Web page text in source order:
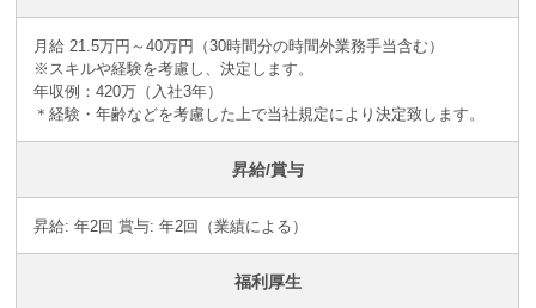
月給 21.5万円～40万円（30時間分の時間外業務手当含む）
※スキルや経験を考慮し、決定します。
年収例：420万（入社3年）
＊経験・年齢などを考慮した上で当社規定により決定致します。
昇給/賞与
昇給: 年2回 賞与: 年2回（業績による）
福利厚生